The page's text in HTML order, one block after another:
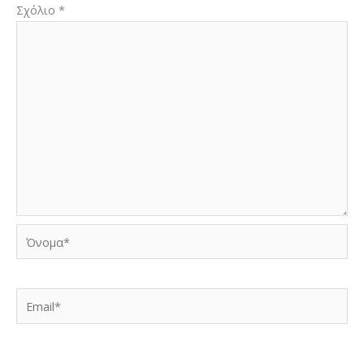
Σχόλιο *